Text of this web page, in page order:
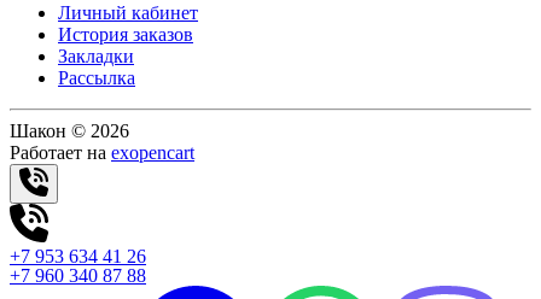
Личный кабинет
История заказов
Закладки
Рассылка
Шакон © 2026
Работает на exopencart
+7 953 634 41 26
+7 960 340 87 88